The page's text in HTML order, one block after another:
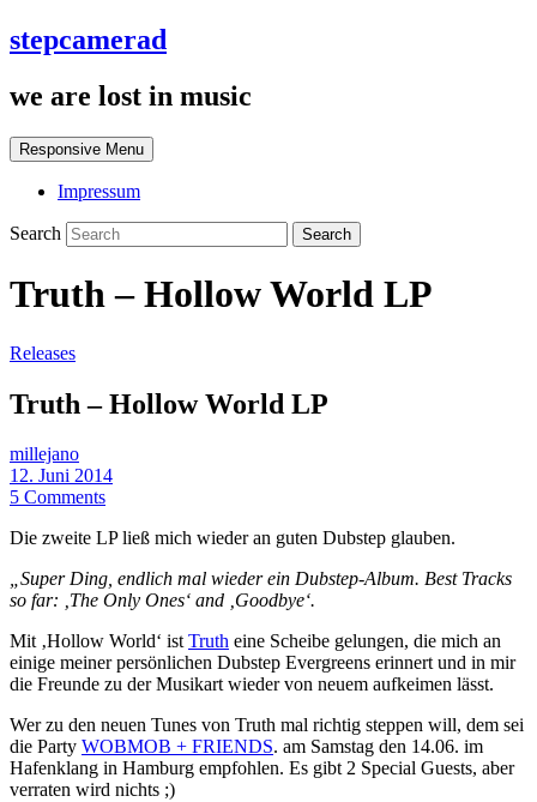
stepcamerad
we are lost in music
Responsive Menu
Impressum
Search
Truth – Hollow World LP
Releases
Truth – Hollow World LP
millejano
12. Juni 2014
5 Comments
Die zweite LP ließ mich wieder an guten Dubstep glauben.
„Super Ding, endlich mal wieder ein Dubstep-Album. Best Tracks
so far: ‚The Only Ones‘ and ‚Goodbye‘.
Mit ‚Hollow World‘ istTruth eine Scheibe gelungen, die mich an
einige meiner persönlichen Dubstep Evergreens erinnert und in mir
die Freunde zu der Musikart wieder von neuem aufkeimen lässt.
Wer zu den neuen Tunes von Truth mal richtig steppen will, dem sei
die Party WOBMOB + FRIENDS. am Samstag den 14.06. im
Hafenklang in Hamburg empfohlen. Es gibt 2 Special Guests, aber
verraten wird nichts ;)